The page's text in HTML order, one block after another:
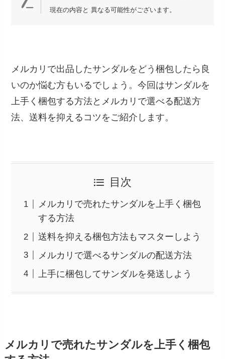
現在の内容と 異なる可能性がございます。
メルカリで出品したサンダルをどう梱包したら良
いのか悩む方もいるでしょう。今回はサンダルを
上手く梱包する方法とメルカリで選べる配送方
法、送料を抑えるコツをご紹介します。
目次
メルカリで売れたサンダルを上手く梱包
する方法
送料を抑える梱包方法もマスターしよう
メルカリで選べるサンダルの配送方法
上手に梱包してサンダルを発送しよう
メルカリで売れたサンダルを上手く梱包